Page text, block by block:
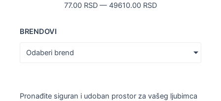
77.00 RSD — 49610.00 RSD
BRENDOVI
Odaberi brend
Pronađite siguran i udoban prostor za vašeg ljubimca